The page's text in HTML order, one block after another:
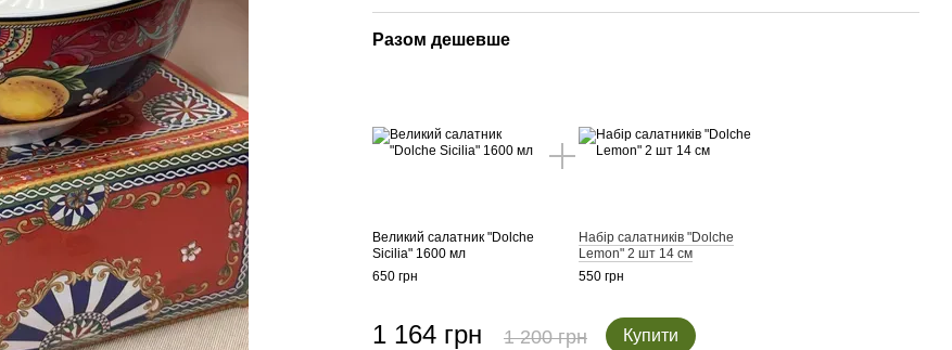
Разом дешевше
Великий салатник "Dolche
Sicilia" 1600 мл
650 грн
Набір салатників "Dolche
Lemon" 2 шт 14 см
550 грн
1 164 грн 1 200 грн
Купити